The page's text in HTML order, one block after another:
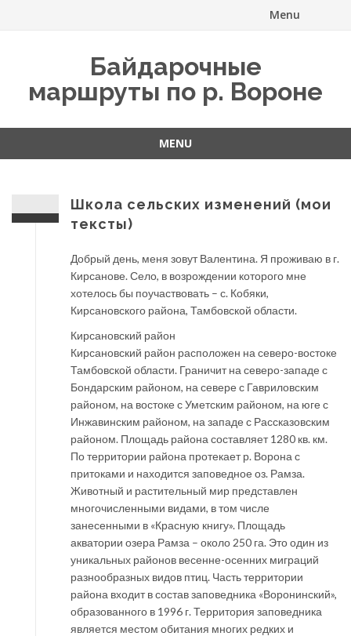
Menu
content
Байдарочные
маршруты по р. Вороне
MENU
Школа сельских изменений (мои
тексты)
Добрый день, меня зовут Валентина. Я проживаю в г.
Кирсанове. Село, в возрождении которого мне
хотелось бы поучаствовать – с. Кобяки,
Кирсановского района, Тамбовской области.
Кирсановский район
Кирсановский район расположен на северо-востоке
Тамбовской области. Граничит на северо-западе с
Бондарским районом, на севере с Гавриловским
районом, на востоке с Уметским районом, на юге с
Инжавинским районом, на западе с Рассказовским
районом. Площадь района составляет 1280 кв. км.
По территории района протекает р. Ворона с
притоками и находится заповедное оз. Рамза.
Животный и растительный мир представлен
многочисленными видами, в том числе
занесенными в «Красную книгу». Площадь
акватории озера Рамза – около 250 га. Это один из
уникальных районов весенне-осенних миграций
разнообразных видов птиц. Часть территории
района входит в состав заповедника «Воронинский»,
образованного в 1996 г. Территория заповедника
является местом обитания многих редких и